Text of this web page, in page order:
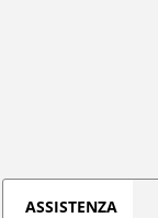
ASSISTENZA